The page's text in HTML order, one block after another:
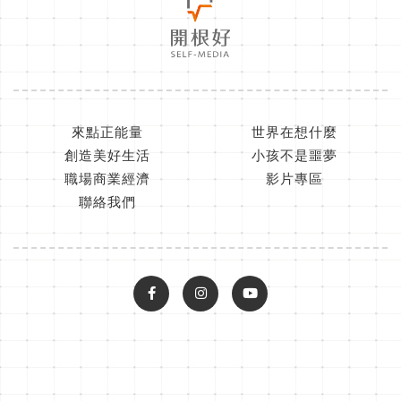
來點正能量
世界在想什麼
創造美好生活
小孩不是噩夢
職場商業經濟
影片專區
聯絡我們